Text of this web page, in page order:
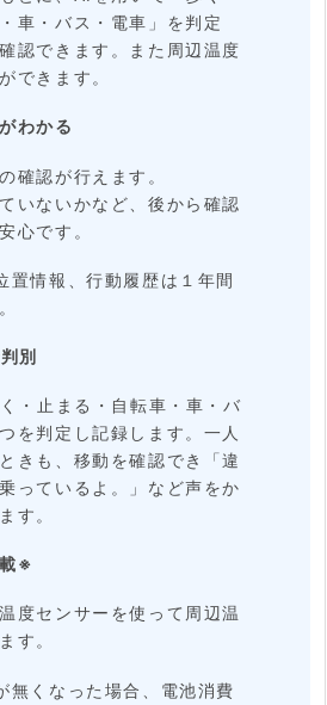
車・バス・電車」を判定
認できます。また周辺温度
できます。
わかる
確認が行えます。
いないかなど、後から確認
心です。
置情報、行動履歴は１年間
別
・止まる・自転車・車・バ
を判定し記録します。一人
きも、移動を確認でき「違
っているよ。」など声をか
す。
※
度センサーを使って周辺温
す。
無くなった場合、電池消費